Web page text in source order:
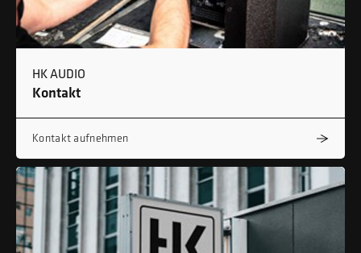
HK AUDIO
Kontakt
Kontakt aufnehmen